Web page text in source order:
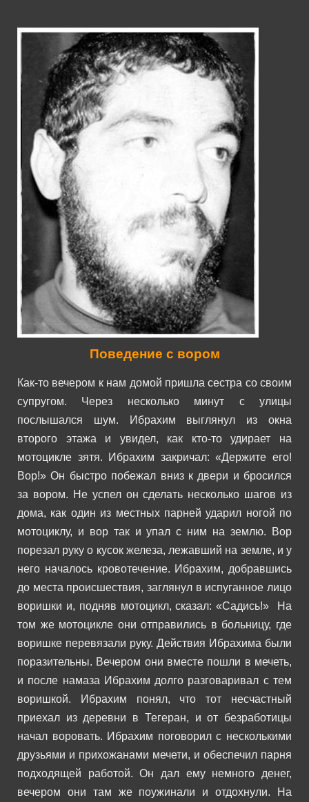
Поведение с вором
Как-то вечером к нам домой пришла сестра со своим
супругом. Через несколько минут с улицы
послышался шум. Ибрахим выглянул из окна
второго этажа и увидел, как кто-то удирает на
мотоцикле зятя.
Ибрахим закричал: «Держите его!
Вор!» Он быстро побежал вниз к двери и бросился
за вором. Не успел он сделать несколько шагов из
дома, как один из местных парней ударил ногой по
мотоциклу, и вор так и упал с ним на землю.
Вор
порезал руку о кусок железа, лежавший на земле, и у
него началось кровотечение. Ибрахим, добравшись
до места происшествия, заглянул в испуганное лицо
воришки и, подняв мотоцикл, сказал: «Садись!»
На
том же мотоцикле они отправились в больницу, где
воришке перевязали руку. Действия Ибрахима были
поразительны. Вечером они вместе пошли в мечеть,
и после намаза Ибрахим долго разговаривал с тем
воришкой. Ибрахим понял, что тот несчастный
приехал из деревни в Тегеран, и от безработицы
начал воровать. Ибрахим поговорил с несколькими
друзьями и прихожанами мечети, и обеспечил парня
подходящей работой. Он дал ему немного денег,
вечером они там же поужинали и отдохнули.
На